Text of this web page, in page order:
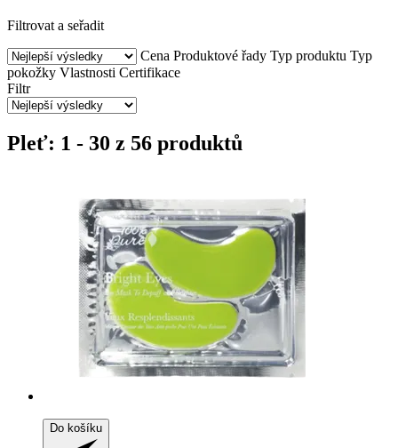
Filtrovat a seřadit
Cena Produktové řady Typ produktu Typ
pokožky Vlastnosti Certifikace
Filtr
Pleť: 1 - 30 z 56 produktů
Do košíku